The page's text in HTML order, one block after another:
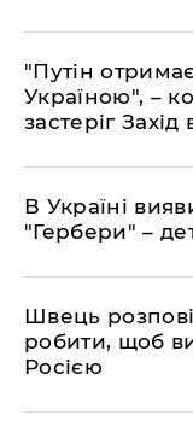
"Путін
Україною", –
застеріг
В Україні
"Гербери" –
Швець
робити, щоб
Росією